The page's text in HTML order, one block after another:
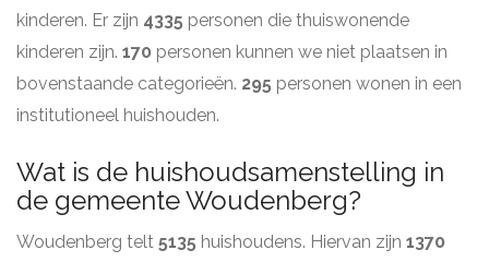
kinderen. Er zijn 4335 personen die thuiswonende
kinderen zijn. 170 personen kunnen we niet plaatsen in
bovenstaande categorieën. 295 personen wonen in een
institutioneel huishouden.
Wat is de huishoudsamenstelling in
de gemeente Woudenberg?
Woudenberg telt 5135 huishoudens. Hiervan zijn 1370